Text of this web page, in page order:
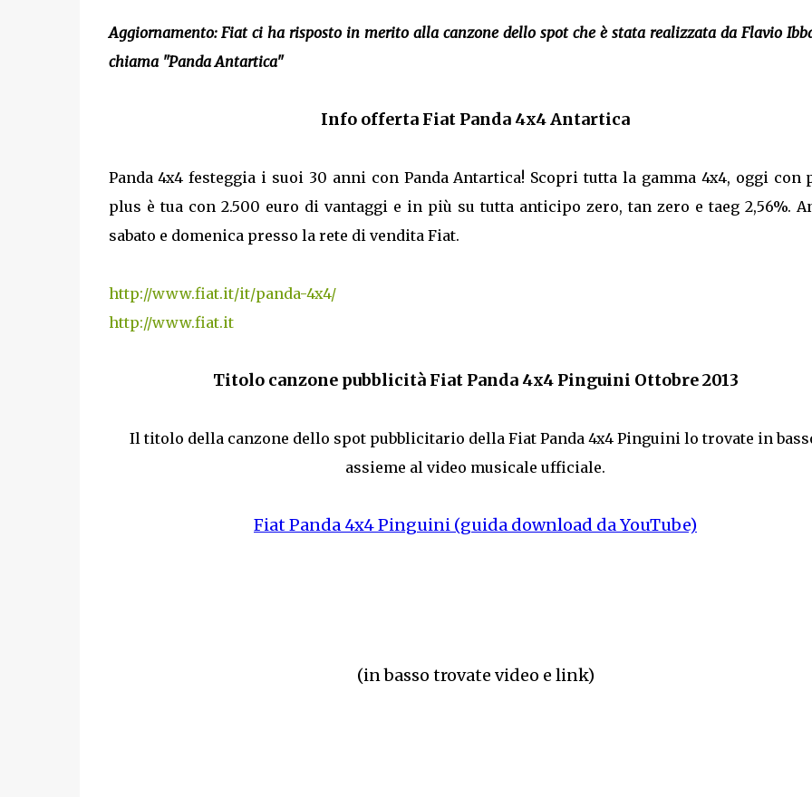
Aggiornamento: Fiat ci ha risposto in merito alla canzone dello spot che è stata realizzata da Flavio
chiama "Panda Antartica"
Info offerta Fiat Panda 4x4 Antartica
Panda 4x4 festeggia i suoi 30 anni con Panda Antartica! Scopri tutta la gamma 4x4, oggi con
plus è tua con 2.500 euro di vantaggi e in più su tutta anticipo zero, tan zero e taeg 2,56%.
sabato e domenica presso la rete di vendita Fiat.
http://www.fiat.it/it/panda-4x4/
http://www.fiat.it
Titolo canzone pubblicità Fiat Panda 4x4 Pinguini Ottobre 2013
Il titolo della canzone dello spot pubblicitario della Fiat Panda 4x4 Pinguini lo trovate in
assieme al video musicale ufficiale.
Fiat Panda 4x4 Pinguini (guida download da YouTube)
(in basso trovate video e link)